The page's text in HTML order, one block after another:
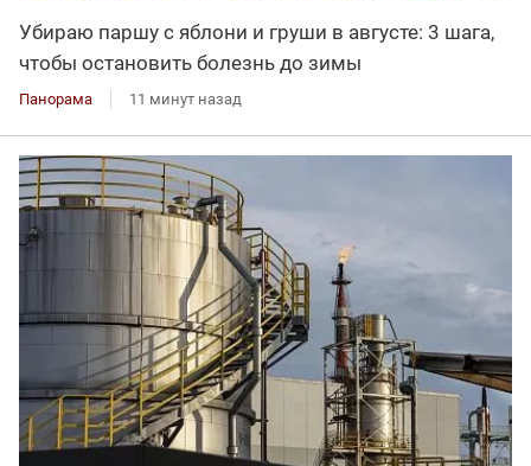
Убираю паршу с яблони и груши в августе: 3 шага,
чтобы остановить болезнь до зимы
Панорама 11 минут назад